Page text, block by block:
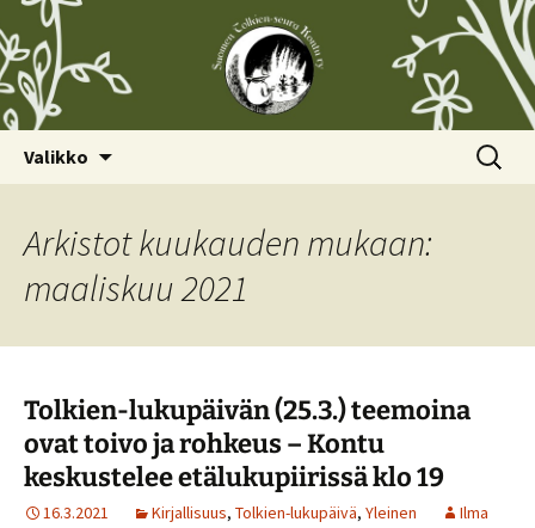
Valikko Haku:
Arkistot kuukauden mukaan:
maaliskuu 2021
Tolkien-lukupäivän (25.3.) teemoina
ovat toivo ja rohkeus – Kontu
keskustelee etälukupiirissä klo 19
16.3.2021 Kirjallisuus, Tolkien-lukupäivä, Yleinen Ilma